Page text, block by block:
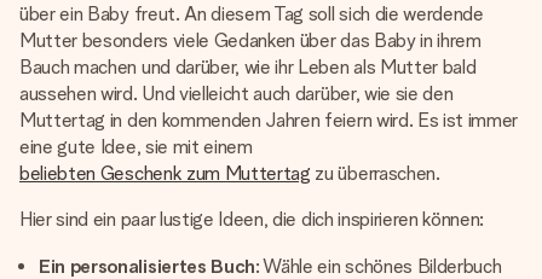
über ein Baby freut. An diesem Tag soll sich die werdende
Mutter besonders viele Gedanken über das Baby in ihrem
Bauch machen und darüber, wie ihr Leben als Mutter bald
aussehen wird. Und vielleicht auch darüber, wie sie den
Muttertag in den kommenden Jahren feiern wird. Es ist immer
eine gute Idee, sie mit einem
beliebten Geschenk zum Muttertag zu überraschen.
Hier sind ein paar lustige Ideen, die dich inspirieren können:
Ein personalisiertes Buch: Wähle ein schönes Bilderbuch